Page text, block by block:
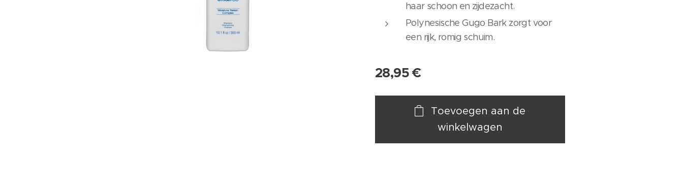
haar schoon en zijdezacht.
Polynesische Gugo Bark zorgt voor
een rijk, romig schuim.
28,95€
Toevoegen aan de
winkelwagen